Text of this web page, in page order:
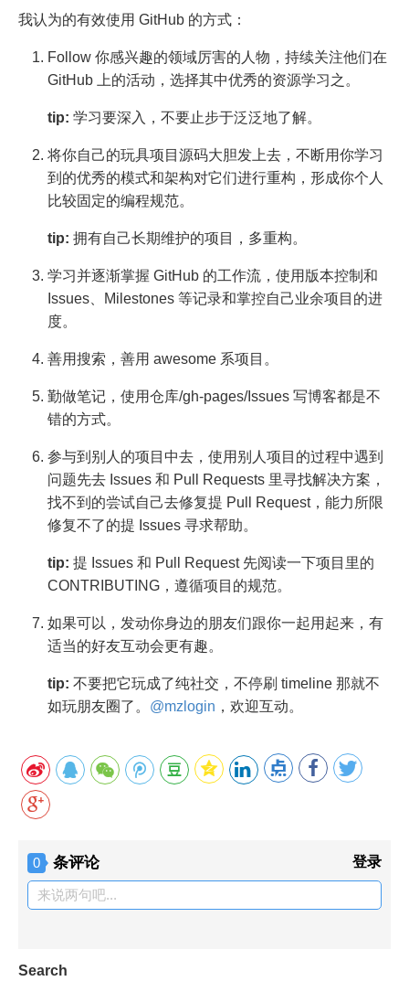
我认为的有效使用 GitHub 的方式：
Follow 你感兴趣的领域厉害的人物，持续关注他们在
GitHub 上的活动，选择其中优秀的资源学习之。
tip: 学习要深入，不要止步于泛泛地了解。
将你自己的玩具项目源码大胆发上去，不断用你学习
到的优秀的模式和架构对它们进行重构，形成你个人
比较固定的编程规范。
tip: 拥有自己长期维护的项目，多重构。
学习并逐渐掌握 GitHub 的工作流，使用版本控制和
Issues、Milestones 等记录和掌控自己业余项目的进
度。
善用搜索，善用 awesome 系项目。
勤做笔记，使用仓库/gh-pages/Issues 写博客都是不
错的方式。
参与到别人的项目中去，使用别人项目的过程中遇到
问题先去 Issues 和 Pull Requests 里寻找解决方案，
找不到的尝试自己去修复提 Pull Request，能力所限
修复不了的提 Issues 寻求帮助。
tip: 提 Issues 和 Pull Request 先阅读一下项目里的
CONTRIBUTING，遵循项目的规范。
如果可以，发动你身边的朋友们跟你一起用起来，有
适当的好友互动会更有趣。
tip: 不要把它玩成了纯社交，不停刷 timeline 那就不
如玩朋友圈了。 @mzlogin ，欢迎互动。
0 条评论 登录
来说两句吧...
Search